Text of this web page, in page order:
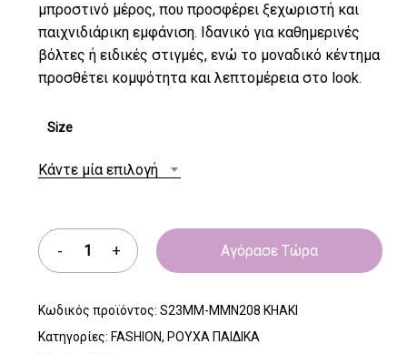
μπροστινό μέρος, που προσφέρει ξεχωριστή και
παιχνιδιάρικη εμφάνιση. Ιδανικό για καθημερινές
βόλτες ή ειδικές στιγμές, ενώ το μοναδικό κέντημα
προσθέτει κομψότητα και λεπτομέρεια στο look.
Size
Κάντε μία επιλογή
Αγόρασε Τώρα
Κωδικός προϊόντος: S23MM-MMN208 KHAKI
Κατηγορίες: FASHION, ΡΟΥΧΑ ΠΑΙΔΙΚΑ